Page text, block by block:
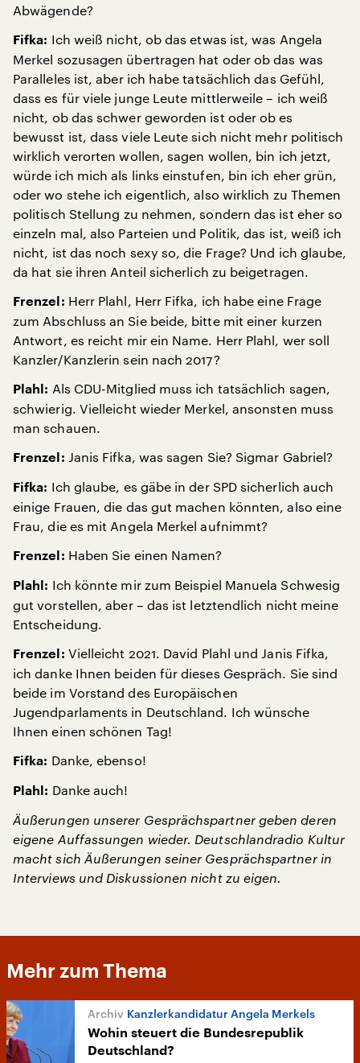
Abwägende?
Fifka: Ich weiß nicht, ob das etwas ist, was Angela
Merkel sozusagen übertragen hat oder ob das was
Paralleles ist, aber ich habe tatsächlich das Gefühl,
dass es für viele junge Leute mittlerweile – ich weiß
nicht, ob das schwer geworden ist oder ob es
bewusst ist, dass viele Leute sich nicht mehr politisch
wirklich verorten wollen, sagen wollen, bin ich jetzt,
würde ich mich als links einstufen, bin ich eher grün,
oder wo stehe ich eigentlich, also wirklich zu Themen
politisch Stellung zu nehmen, sondern das ist eher so
einzeln mal, also Parteien und Politik, das ist, weiß ich
nicht, ist das noch sexy so, die Frage? Und ich glaube,
da hat sie ihren Anteil sicherlich zu beigetragen.
Frenzel: Herr Plahl, Herr Fifka, ich habe eine Frage
zum Abschluss an Sie beide, bitte mit einer kurzen
Antwort, es reicht mir ein Name. Herr Plahl, wer soll
Kanzler/Kanzlerin sein nach 2017?
Plahl: Als CDU-Mitglied muss ich tatsächlich sagen,
schwierig. Vielleicht wieder Merkel, ansonsten muss
man schauen.
Frenzel: Janis Fifka, was sagen Sie? Sigmar Gabriel?
Fifka: Ich glaube, es gäbe in der SPD sicherlich auch
einige Frauen, die das gut machen könnten, also eine
Frau, die es mit Angela Merkel aufnimmt?
Frenzel: Haben Sie einen Namen?
Plahl: Ich könnte mir zum Beispiel Manuela Schwesig
gut vorstellen, aber – das ist letztendlich nicht meine
Entscheidung.
Frenzel: Vielleicht 2021. David Plahl und Janis Fifka,
ich danke Ihnen beiden für dieses Gespräch. Sie sind
beide im Vorstand des Europäischen
Jugendparlaments in Deutschland. Ich wünsche
Ihnen einen schönen Tag!
Fifka: Danke, ebenso!
Plahl: Danke auch!
Äußerungen unserer Gesprächspartner geben deren
eigene Auffassungen wieder. Deutschlandradio Kultur
macht sich Äußerungen seiner Gesprächspartner in
Interviews und Diskussionen nicht zu eigen.
Mehr zum Thema
Kanzlerkandidatur Angela Merkels
Wohin steuert die Bundesrepublik
Deutschland?